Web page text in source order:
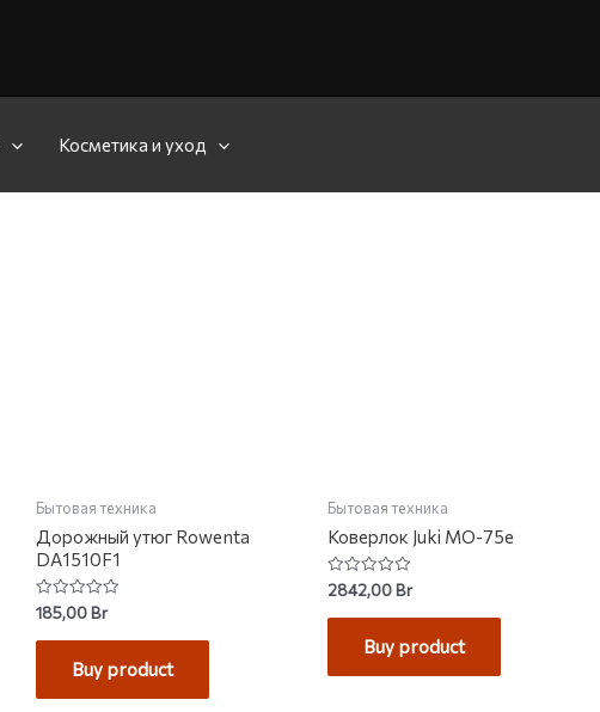
Косметика и уход
Бытовая техника
Дорожный утюг Rowenta
DA1510F1
Rated
0
out
185,00Br
Buy product
Бытовая техника
Коверлок Juki MO-75e
Rated
0
out
2842,00Br
Buy product